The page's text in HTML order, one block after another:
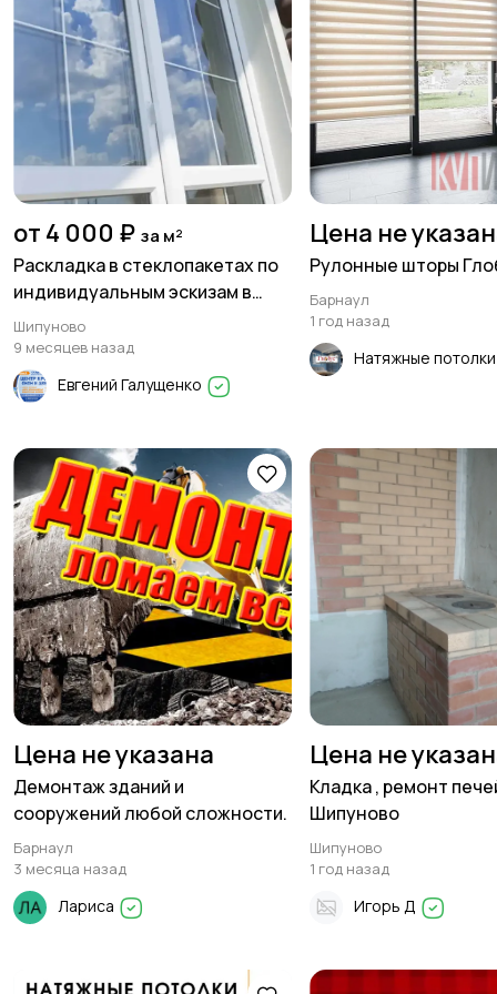
от 4 000 ₽ за м²
Раскладка в стеклопакетах по
индивидуальным эскизам в
Шипуново! 📞 8-963-526-02-42
Шипуново
9 месяцев назад
Евгений Галущенко
Цена не
Рулонные шторы
Барнаул
1 год назад
Натяжные потолки
Цена не указана
Демонтаж зданий и
сооружений любой сложности.
Барнаул
3 месяца назад
Лариса
Цена не
Кладка , ремонт
Шипуново
Шипуново
1 год назад
Игорь Д